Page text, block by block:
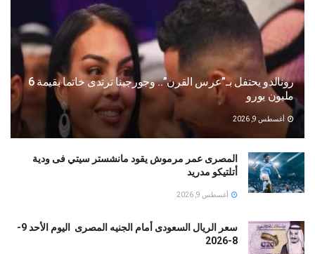
رونالدو يحتفل بـ”عرس القرن”.. وجورجينا ترتدى خاتما بقيمة 6
مليون يورو
أغسطس 9, 2026
المصرى عمر مرموش يقود مانشستر سيتي فى ودية
أتلتيكو مدريد
أغسطس 9, 2026
سعر الريال السعودى أمام الجنيه المصرى اليوم الأحد 9-
8-2026